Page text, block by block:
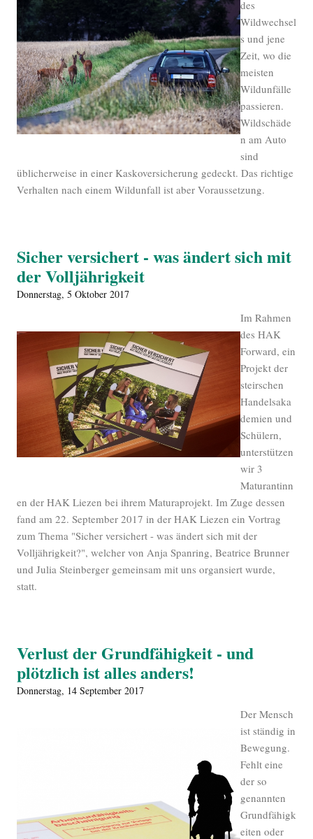
des
Wildwechsel
s und jene
Zeit, wo die
meisten
Wildunfälle
passieren.
Wildschäde
n am Auto
sind
üblicherweise in einer Kaskoversicherung gedeckt. Das richtige
Verhalten nach einem Wildunfall ist aber Voraussetzung.
Sicher versichert - was ändert sich mit
der Volljährigkeit
Donnerstag, 5 Oktober 2017
Im Rahmen
des HAK
Forward, ein
Projekt der
steirschen
Handelsaka
demien und
Schülern,
unterstützen
wir 3
Maturantinn
en der HAK Liezen bei ihrem Maturaprojekt. Im Zuge dessen
fand am 22. September 2017 in der HAK Liezen ein Vortrag
zum Thema "Sicher versichert - was ändert sich mit der
Volljährigkeit?", welcher von Anja Spanring, Beatrice Brunner
und Julia Steinberger gemeinsam mit uns organsiert wurde,
statt.
Verlust der Grundfähigkeit - und
plötzlich ist alles anders!
Donnerstag, 14 September 2017
Der Mensch
ist ständig in
Bewegung.
Fehlt eine
der so
genannten
Grundfähigk
eiten oder